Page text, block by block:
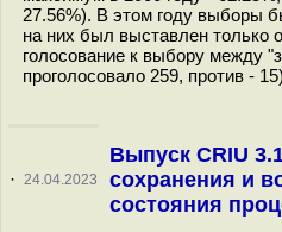
27.56%). В этом году выборы
на них был выставлен только
голосование к выбору между
проголосовало 259, против -
· 24.04.2023
Выпуск CRIU
сохранения и
состояния